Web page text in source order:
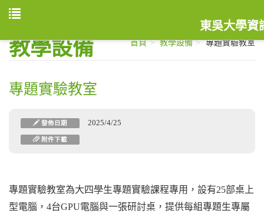
東吳大學資
教學設備 首頁 教學設備 專題實驗教室
專題實驗教室
發佈日期 2025/4/25
附件下載
專題實驗教室為大四學生專題實驗課程專用，設有25部桌上
型電腦，4台GPU電腦與一張研討桌，提供每組專題生專屬